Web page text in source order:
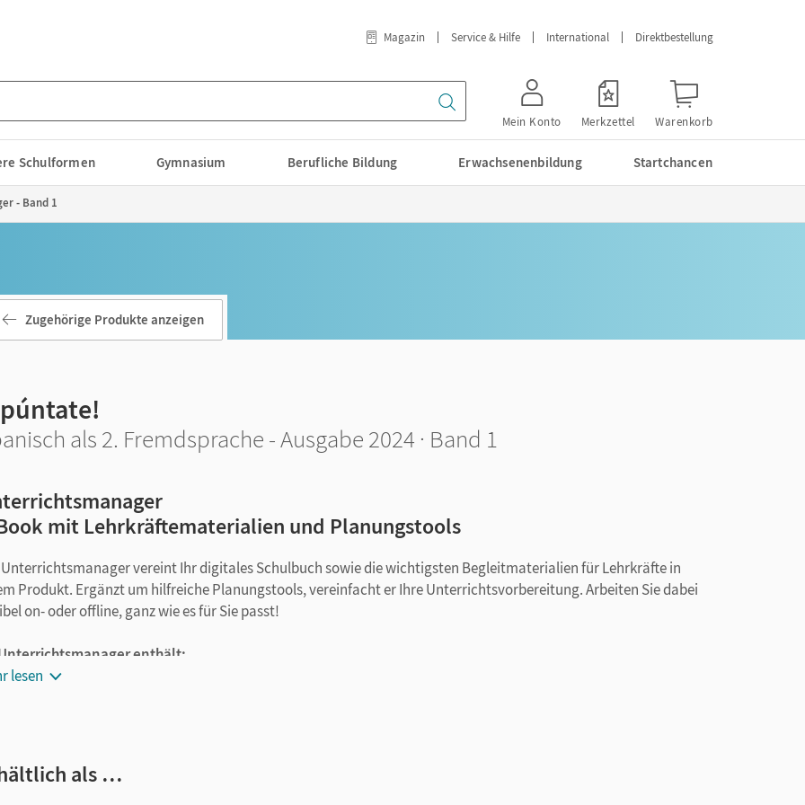
Magazin Service & Hilfe International Direktbestellung
Mein Konto Merkzettel Warenkorb
Schulformen Gymnasium Berufliche Bildung Erwachsenenbildung Startchancen
- Band 1
Zugehörige Produkte anzeigen
als 2. Fremdsprache - Ausgabe 2024 · Band 1
mit Lehrkräftematerialien und Planungstools
vereint Ihr digitales Schulbuch sowie die wichtigsten Begleitmaterialien für Lehrkräfte in
Produkt. Ergänzt um hilfreiche Planungstools, vereinfacht er Ihre Unterrichtsvorbereitung. Arbeiten Sie dabei
on- oder offline, ganz wie es für Sie passt!
enthält:
Durchführung
alle Audios, Videos, Wortschatz- und Grammatik-Erklärfilme mit Transkripten sowie Feedbackbögen zu den
lesen
als …